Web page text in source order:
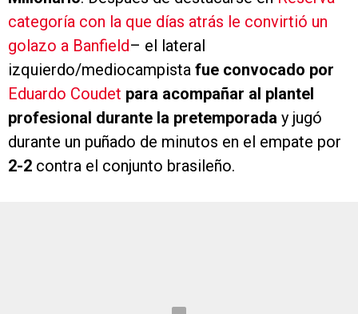
categoría con la que días atrás le convirtió un
golazo a Banfield– el lateral
izquierdo/mediocampista fue convocado por
Eduardo Coudet para acompañar al plantel
profesional durante la pretemporada y jugó
durante un puñado de minutos en el empate por
2-2 contra el conjunto brasileño.